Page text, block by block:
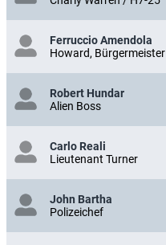
Ferruccio Amendola
Howard, Bürgermeister
Robert Hundar
Alien Boss
Carlo Reali
Lieutenant Turner
John Bartha
Polizeichef